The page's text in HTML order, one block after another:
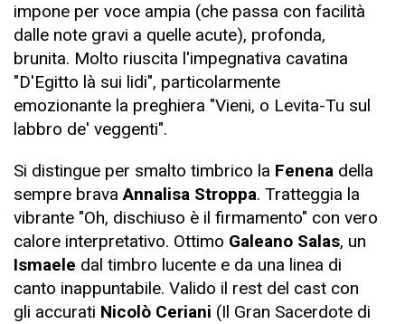
impone per voce ampia (che passa con facilità
dalle note gravi a quelle acute), profonda,
brunita. Molto riuscita l'impegnativa cavatina
"D'Egitto là sui lidi", particolarmente
emozionante la preghiera "Vieni, o Levita-Tu sul
labbro de' veggenti".
Si distingue per smalto timbrico la Fenena della
sempre bravaAnnalisa Stroppa. Tratteggia la
vibrante "Oh, dischiuso è il firmamento" con vero
calore interpretativo. Ottimo Galeano Salas, un
Ismaele dal timbro lucente e da una linea di
canto inappuntabile. Valido il rest del cast con
gli accurati Nicolò Ceriani (Il Gran Sacerdote di